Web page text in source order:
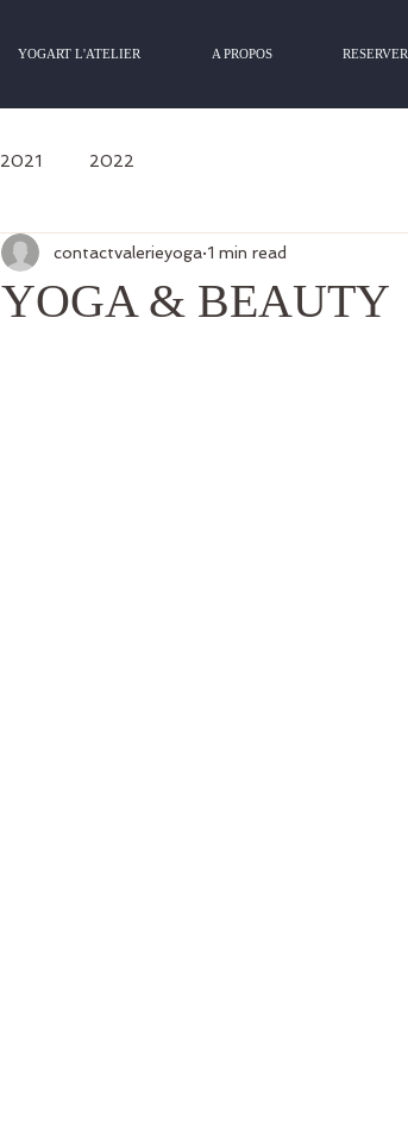
YOGART L'ATELIER A PROPOS RESERVER
2021 2022
YOGA & BEAUTY
contactvalerieyoga 1 min read